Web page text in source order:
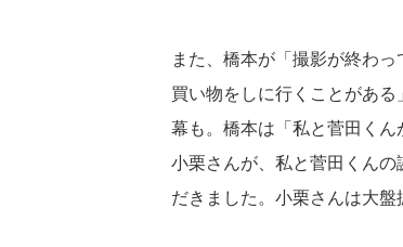
また、橋本が「撮影が終わ
買い物をしに行くことがあ
幕も。橋本は「私と菅田くん
小栗さんが、私と菅田くん
だきました。小栗さんは大盤